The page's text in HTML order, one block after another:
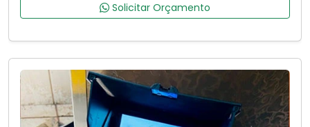
Solicitar Orçamento